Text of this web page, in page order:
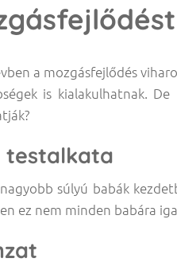
a mozgásfejlődés
is kialakulhatnak.
testalkata
súlyú babák
ez nem minden babára